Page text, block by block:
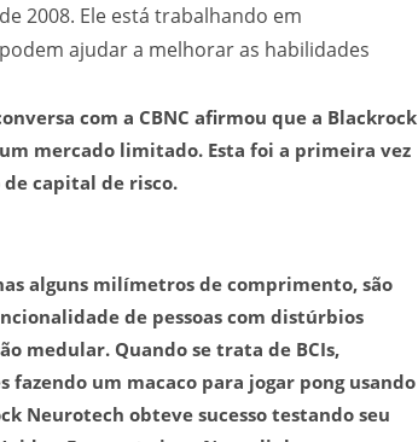
2008. Ele está trabalhando em
ajudar a melhorar as habilidades
com a CBNC afirmou que a Blackrock
mercado limitado. Esta foi a primeira vez
capital de risco.
alguns milímetros de comprimento, são
de pessoas com distúrbios
medular. Quando se trata de BCIs,
um macaco para jogar pong usando
Neurotech obteve sucesso testando seu